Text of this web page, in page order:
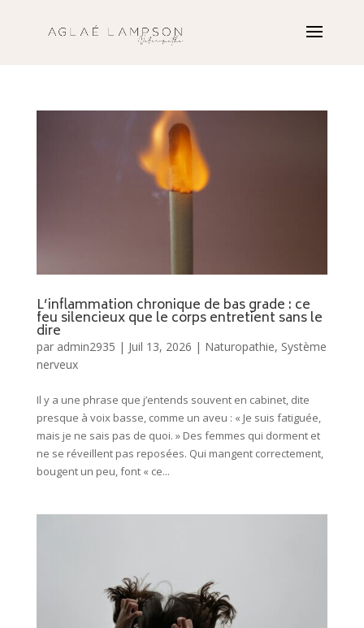
L’inflammation chronique de bas grade : ce
feu silencieux que le corps entretient sans le
dire
par admin2935 | Juil 13, 2026 | Naturopathie, Système
nerveux
Il y a une phrase que j’entends souvent en cabinet, dite
presque à voix basse, comme un aveu : « Je suis fatiguée,
mais je ne sais pas de quoi. » Des femmes qui dorment et
ne se réveillent pas reposées. Qui mangent correctement,
bougent un peu, font « ce...